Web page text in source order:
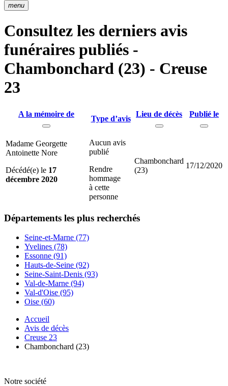
menu
Consultez les derniers avis
funéraires publiés -
Chambonchard (23) - Creuse
23
A la mémoire de
Type d’avis
Lieu de décès Publié le
Madame Georgette
Antoinette Nore
Décédé(e) le 17
décembre 2020
Aucun avis
publié
Rendre
hommage
à cette
personne
Chambonchard
(23)
17/12/2020
Départements les plus recherchés
Seine-et-Marne (77)
Yvelines (78)
Essonne (91)
Hauts-de-Seine (92)
Seine-Saint-Denis (93)
Val-de-Marne (94)
Val-d'Oise (95)
Oise (60)
Accueil
Avis de décès
Creuse 23
Chambonchard (23)
Notre société